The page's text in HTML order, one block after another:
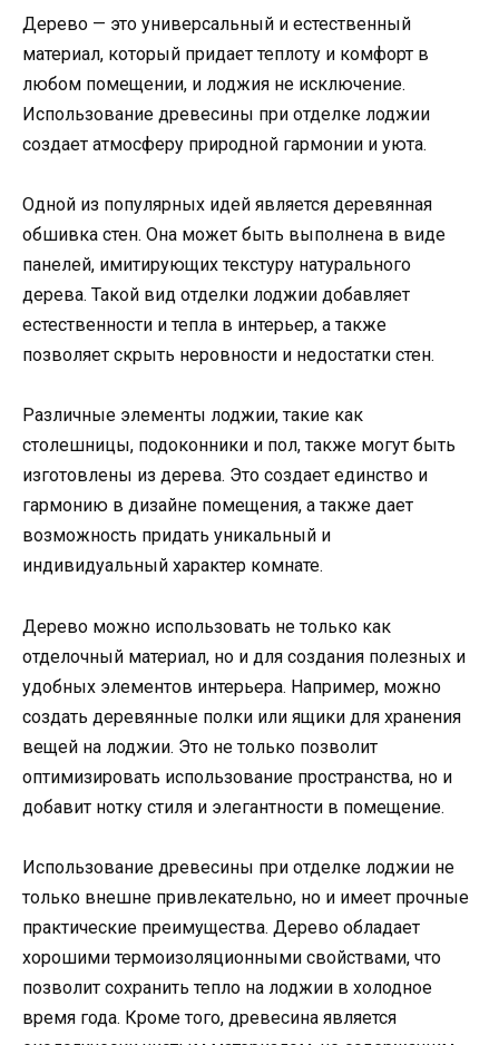
Дерево — это универсальный и естественный
материал, который придает теплоту и комфорт в
любом помещении, и лоджия не исключение.
Использование древесины при отделке лоджии
создает атмосферу природной гармонии и уюта.
Одной из популярных идей является деревянная
обшивка стен. Она может быть выполнена в виде
панелей, имитирующих текстуру натурального
дерева. Такой вид отделки лоджии добавляет
естественности и тепла в интерьер, а также
позволяет скрыть неровности и недостатки стен.
Различные элементы лоджии, такие как
столешницы, подоконники и пол, также могут быть
изготовлены из дерева. Это создает единство и
гармонию в дизайне помещения, а также дает
возможность придать уникальный и
индивидуальный характер комнате.
Дерево можно использовать не только как
отделочный материал, но и для создания полезных и
удобных элементов интерьера. Например, можно
создать деревянные полки или ящики для хранения
вещей на лоджии. Это не только позволит
оптимизировать использование пространства, но и
добавит нотку стиля и элегантности в помещение.
Использование древесины при отделке лоджии не
только внешне привлекательно, но и имеет прочные
практические преимущества. Дерево обладает
хорошими термоизоляционными свойствами, что
позволит сохранить тепло на лоджии в холодное
время года. Кроме того, древесина является